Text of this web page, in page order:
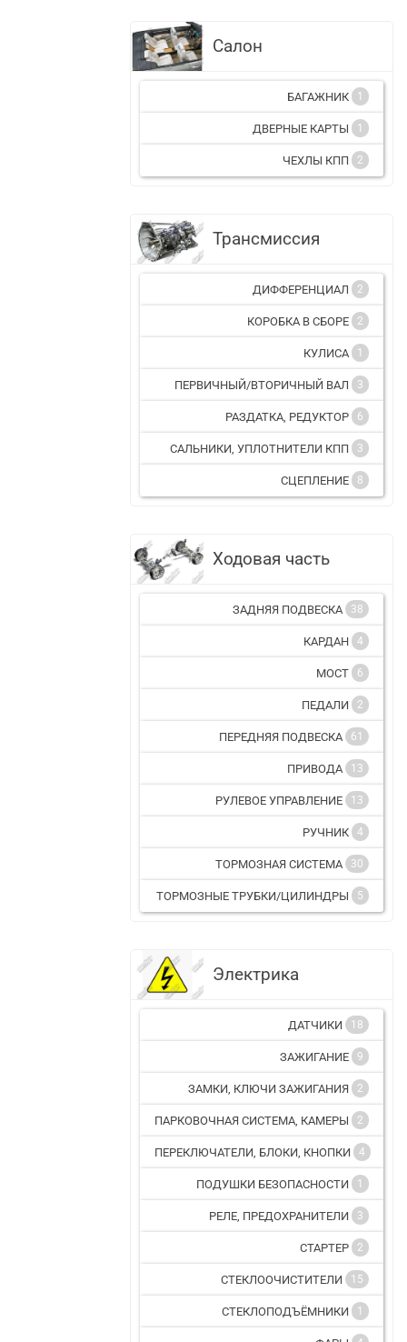
Салон
БАГАЖНИК 1
ДВЕРНЫЕ КАРТЫ 1
ЧЕХЛЫ КПП 2
Трансмиссия
ДИФФЕРЕНЦИАЛ 2
КОРОБКА В СБОРЕ 2
КУЛИСА 1
ПЕРВИЧНЫЙ/ВТОРИЧНЫЙ ВАЛ 3
РАЗДАТКА, РЕДУКТОР 6
САЛЬНИКИ, УПЛОТНИТЕЛИ КПП 3
СЦЕПЛЕНИЕ 8
Ходовая часть
ЗАДНЯЯ ПОДВЕСКА 38
КАРДАН 4
МОСТ 6
ПЕДАЛИ 2
ПЕРЕДНЯЯ ПОДВЕСКА 61
ПРИВОДА 13
РУЛЕВОЕ УПРАВЛЕНИЕ 13
РУЧНИК 4
ТОРМОЗНАЯ СИСТЕМА 30
ТОРМОЗНЫЕ ТРУБКИ/ЦИЛИНДРЫ 5
Электрика
ДАТЧИКИ 18
ЗАЖИГАНИЕ 9
ЗАМКИ, КЛЮЧИ ЗАЖИГАНИЯ 2
ПАРКОВОЧНАЯ СИСТЕМА, КАМЕРЫ 2
ПЕРЕКЛЮЧАТЕЛИ, БЛОКИ, КНОПКИ 4
ПОДУШКИ БЕЗОПАСНОСТИ 1
РЕЛЕ, ПРЕДОХРАНИТЕЛИ 3
СТАРТЕР 2
СТЕКЛООЧИСТИТЕЛИ 15
СТЕКЛОПОДЪЁМНИКИ 1